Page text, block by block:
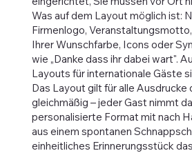
Was auf dem Layout möglich ist:
Firmenlogo,
Ihrer Wunschfarbe, Icons oder
wie „Danke dass ihr dabei wart".
Layouts für internationale Gäste
Das Layout gilt für alle Ausdrucke
gleichmäßig – jeder Gast nimmt
personalisierte Format mit nach
aus einem spontanen
einheitliches Erinnerungsstück